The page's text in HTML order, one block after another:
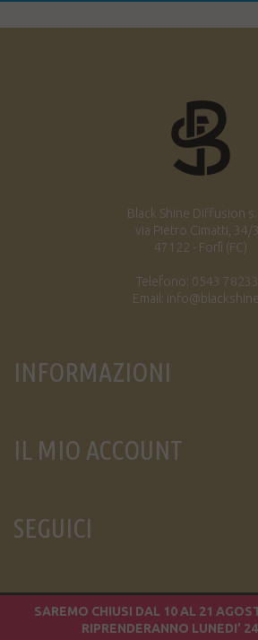
SAREMO CHIUSI DAL 10 AL 21
RIPRENDERANNO LUNEDI'
Black Shine Diffusion
via Pietro Cimatti, 34/
47122 - Forlì (FC)
Telefono: 0543
Email:
INFORMAZIONI
© 2016 BLACK SHINE DIFFUSION S.A.S. / P.IVA
IL MIO ACCOUNT
SEGUICI